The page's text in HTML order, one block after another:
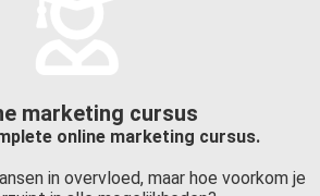
marketing cursus
online marketing cursus.
in overvloed, maar hoe voorkom je